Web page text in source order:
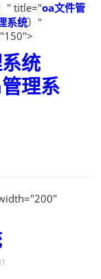
" title="oa文件管
系统）"
统
理系